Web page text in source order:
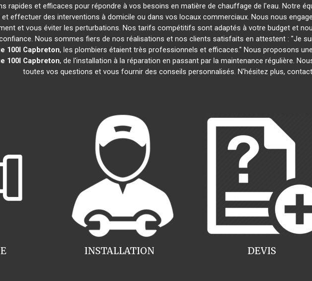
rapides et efficaces pour répondre à vos besoins en matière de chauffage de l'eau. Notre
effectuer des interventions à domicile ou dans vos locaux commerciaux. Nous nous
et vous éviter les perturbations. Nos tarifs compétitifs sont adaptés à votre budget et
Nous sommes fiers de nos réalisations et nos clients satisfaits en attestent : "Je
100l Capbreton, les plombiers étaient très professionnels et efficaces." Nous proposons
100l Capbreton, de l'installation à la réparation en passant par la maintenance régulière.
toutes vos questions et vous fournir des conseils personnalisés. N'hésitez plus,
INSTALLATION DEVIS